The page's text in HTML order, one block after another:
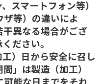
スマートフォン等）
等）の違いによ
異なる場合がござ
ださい。
）日から安全に召し
」は製造（加工）